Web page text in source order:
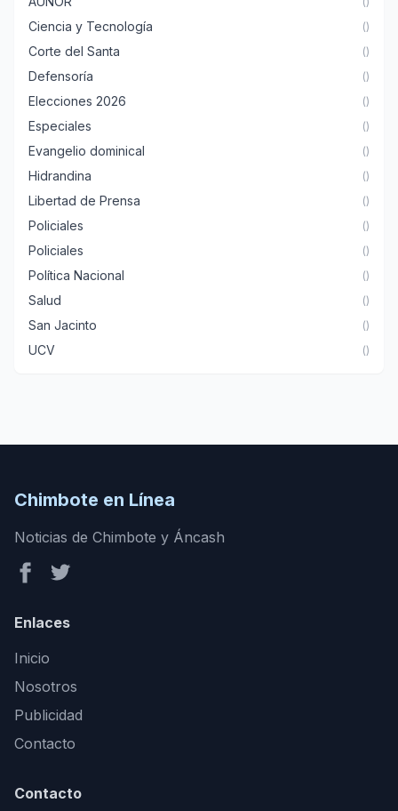
Ciencia y Tecnología ()
Corte del Santa ()
Defensoría ()
Elecciones 2026 ()
Especiales ()
Evangelio dominical ()
Hidrandina ()
Libertad de Prensa ()
Policiales ()
Policiales ()
Política Nacional ()
Salud ()
San Jacinto ()
UCV ()
Chimbote en Línea
Noticias de Chimbote y Áncash
Enlaces
Inicio
Nosotros
Publicidad
Contacto
Contacto